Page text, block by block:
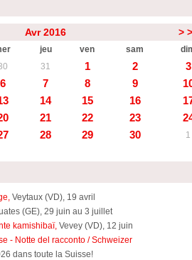
Avr 2016 >
jeu ven sam
31 1 2
3
6 7 8 9
14 15 16
21 22 23
28 29 30 1
Veytaux (VD), 19 avril
(GE), 29 juin au 3 juillet
kamishibaï, Vevey (VD), 12 juin
- Notte del racconto / Schweizer
dans toute la Suisse!